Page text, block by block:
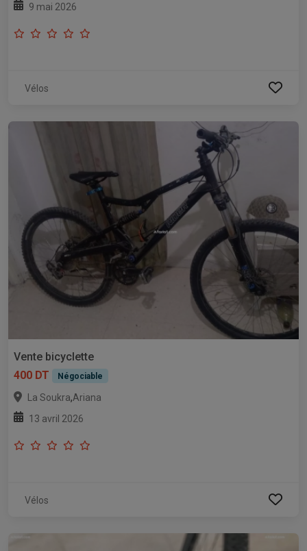
9 mai 2026
Vélos
Vente bicyclette
400 DT
Négociable
La Soukra,Ariana
13 avril 2026
Vélos